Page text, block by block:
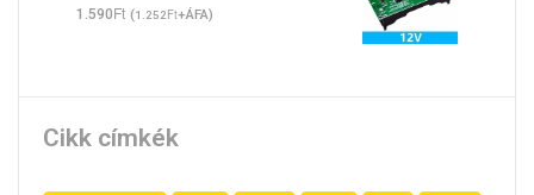
1.590Ft (1.252Ft+ÁFA)
Cikk címkék